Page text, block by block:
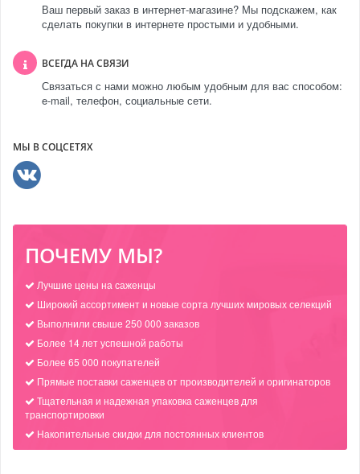
Ваш первый заказ в интернет-магазине? Мы подскажем, как
сделать покупки в интернете простыми и удобными.
ВСЕГДА НА СВЯЗИ
Связаться с нами можно любым удобным для вас способом:
e-mail, телефон, социальные сети.
МЫ В СОЦСЕТЯХ
ПОЧЕМУ МЫ?
Лучшие цены на саженцы
Широкий ассортимент и новые сорта лучших мировых селекций
Выполнили свыше 250 000 заказов
Более 14 лет успешной работы
Более 65 000 покупателей
Прямые поставки саженцев от производителей и оригинаторов
Тщательная и надежная упаковка саженцев для
транспортировки
Накопительные скидки для постоянных клиентов